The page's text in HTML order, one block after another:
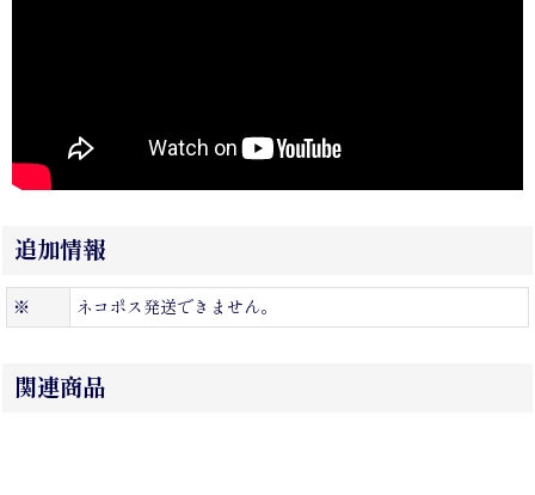
追加情報
※ ネコポス発送できません。
関連商品